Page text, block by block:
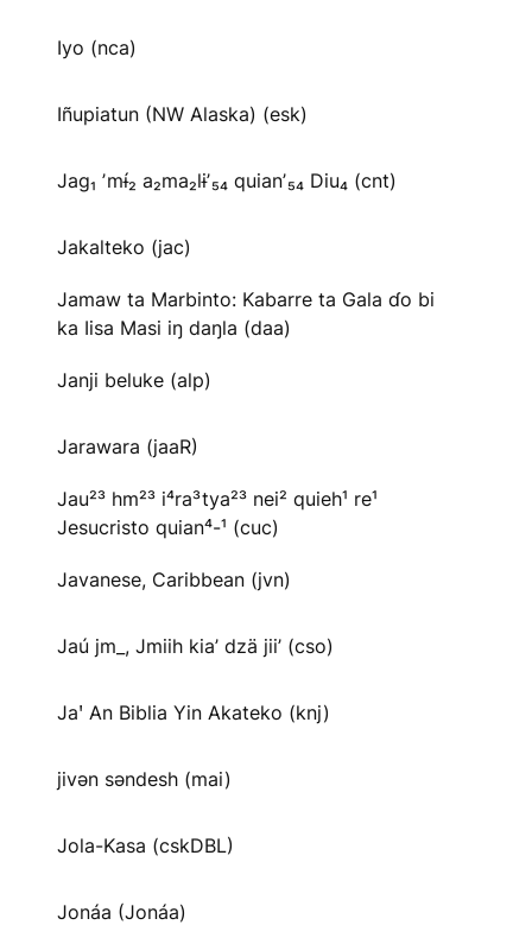
Iyo (nca)
Iñupiatun (NW Alaska) (esk)
Jag₁ ʼmɨ́₂ a₂ma₂lɨʼ₅₄ quianʼ₅₄ Diu₄ (cnt)
Jakalteko (jac)
Jamaw ta Marbinto: Kabarre ta Gala ɗo bi
ka Iisa Masi iŋ daŋla (daa)
Janji beluke (alp)
Jarawara (jaaR)
Jau²³ hm²³ i⁴ra³tya²³ nei² quieh¹ re¹
Jesucristo quian⁴-¹ (cuc)
Javanese, Caribbean (jvn)
Jaú jm_, Jmiih kia’ dzä jii’ (cso)
Jaꞌ An Biblia Yin Akateko (knj)
jivən səndesh (mai)
Jola-Kasa (cskDBL)
Jonáa (Jonáa)